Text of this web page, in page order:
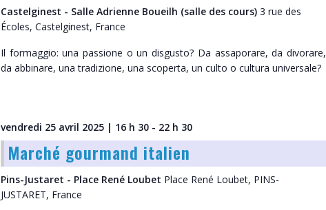
Castelginest - Salle Adrienne Boueilh (salle des cours) 3 rue des
Écoles, Castelginest, France
Il formaggio: una passione o un disgusto? Da assaporare, da divorare,
da abbinare, una tradizione, una scoperta, un culto o cultura universale?
vendredi 25 avril 2025 | 16 h 30- 22 h 30
Marché gourmand italien
Pins-Justaret - Place René Loubet Place René Loubet, PINS-
JUSTARET, France